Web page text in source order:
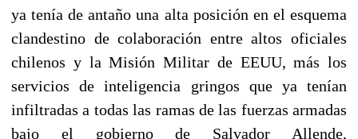
ya tenía de antaño una alta posición en el esquema
clandestino de colaboración entre altos oficiales
chilenos y la Misión Militar de EEUU, más los
servicios de inteligencia gringos que ya tenían
infiltradas a todas las ramas de las fuerzas armadas
bajo el gobierno de Salvador Allende,